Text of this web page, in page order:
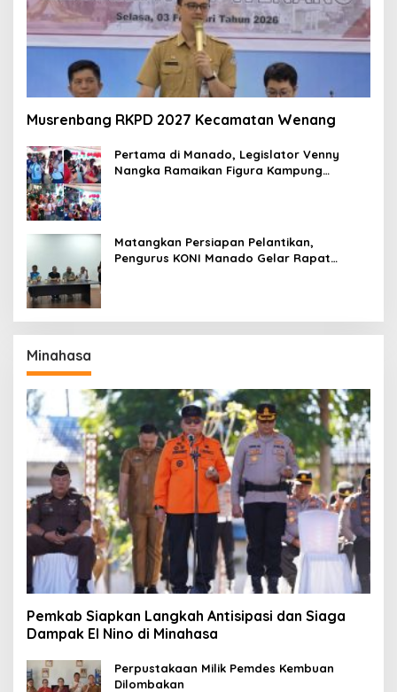
Musrenbang RKPD 2027 Kecamatan Wenang
Pertama di Manado, Legislator Venny
Nangka Ramaikan Figura Kampung
Matangkan Persiapan Pelantikan,
Pengurus KONI Manado Gelar Rapat
Minahasa
Pemkab Siapkan Langkah Antisipasi dan Siaga
Dampak El Nino di Minahasa
Perpustakaan Milik Pemdes Kembuan
Dilombakan